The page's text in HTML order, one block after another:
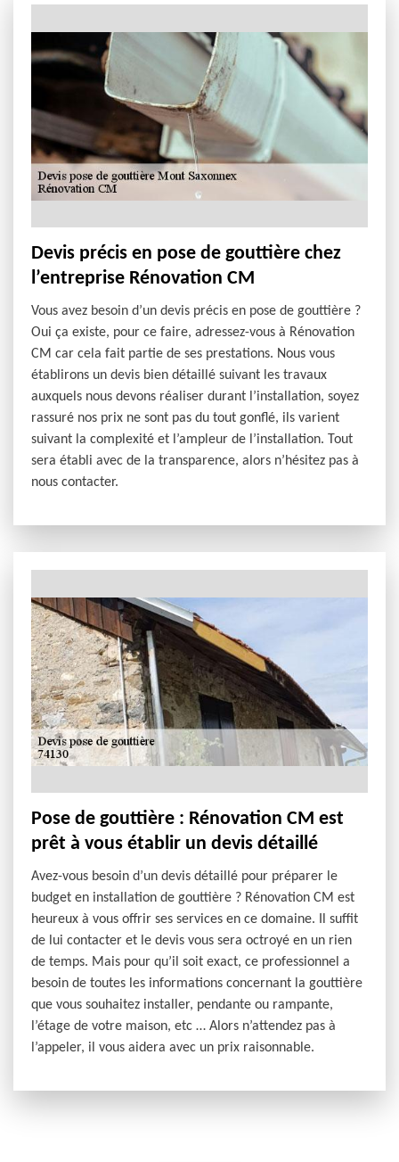
Devis précis en pose de gouttière chez
l’entreprise Rénovation CM
Vous avez besoin d’un devis précis en pose de gouttière ?
Oui ça existe, pour ce faire, adressez-vous à Rénovation
CM car cela fait partie de ses prestations. Nous vous
établirons un devis bien détaillé suivant les travaux
auxquels nous devons réaliser durant l’installation, soyez
rassuré nos prix ne sont pas du tout gonflé, ils varient
suivant la complexité et l’ampleur de l’installation. Tout
sera établi avec de la transparence, alors n’hésitez pas à
nous contacter.
Pose de gouttière : Rénovation CM est
prêt à vous établir un devis détaillé
Avez-vous besoin d’un devis détaillé pour préparer le
budget en installation de gouttière ? Rénovation CM est
heureux à vous offrir ses services en ce domaine. Il suffit
de lui contacter et le devis vous sera octroyé en un rien
de temps. Mais pour qu’il soit exact, ce professionnel a
besoin de toutes les informations concernant la gouttière
que vous souhaitez installer, pendante ou rampante,
l’étage de votre maison, etc … Alors n’attendez pas à
l’appeler, il vous aidera avec un prix raisonnable.